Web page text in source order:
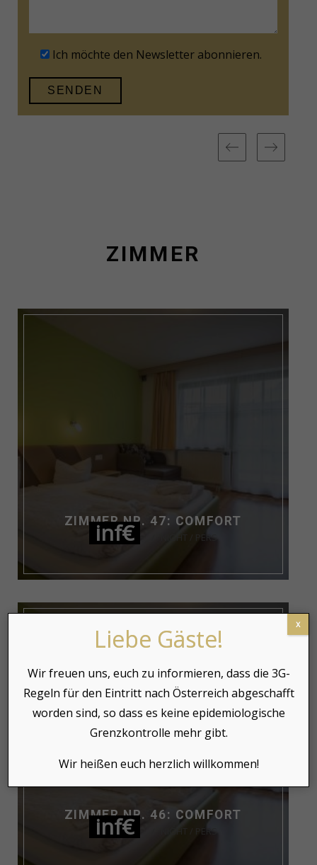
Ich möchte den Newsletter abonnieren.
ZIMMER
ZIMMER NR. 47: COMFORT
inf€ NIGHT / PERS
ZIMMER NR. 46: COMFORT
inf€ NIGHT / PERS
Liebe Gäste!
Wir freuen uns, euch zu informieren, dass die 3G-
Regeln für den Eintritt nach Österreich abgeschafft
worden sind, so dass es keine epidemiologische
Grenzkontrolle mehr gibt.
Wir heißen euch herzlich willkommen!
x